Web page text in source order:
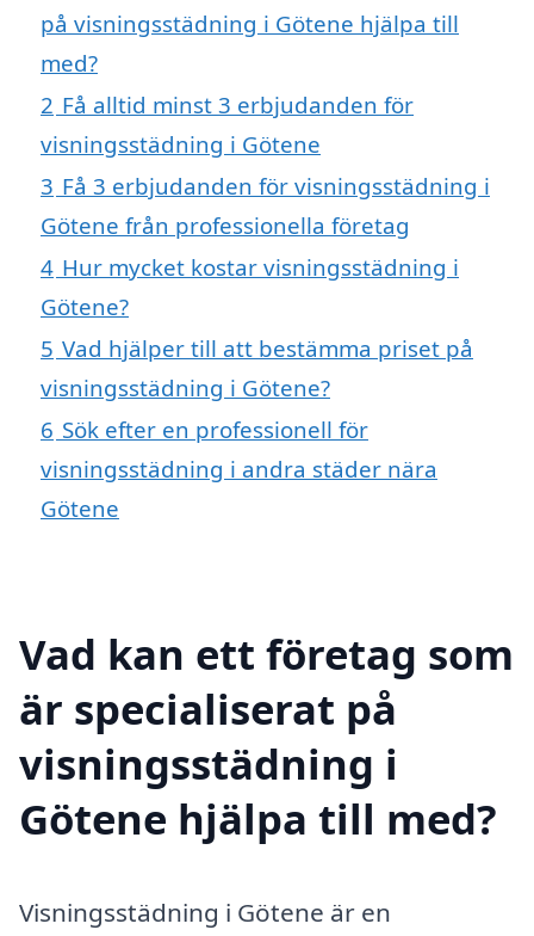
på visningsstädning i Götene hjälpa till
med?
2 Få alltid minst 3 erbjudanden för
visningsstädning i Götene
3 Få 3 erbjudanden för visningsstädning i
Götene från professionella företag
4 Hur mycket kostar visningsstädning i
Götene?
5 Vad hjälper till att bestämma priset på
visningsstädning i Götene?
6 Sök efter en professionell för
visningsstädning i andra städer nära
Götene
Vad kan ett företag som
är specialiserat på
visningsstädning i
Götene hjälpa till med?
Visningsstädning i Götene är en